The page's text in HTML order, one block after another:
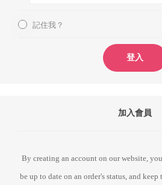
記住我？
登入
加入會員
By creating an account on our website,
be up to date on an order's status, and